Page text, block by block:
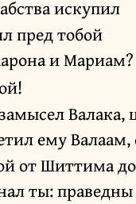
искупил
пред тобой
и Мариам?
Валака,
ему
от Шиттима
ты: